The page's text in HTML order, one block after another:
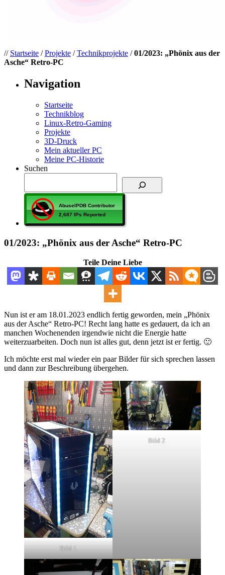
// Startseite /Projekte /Technikprojekte /01/2023: „Phönix aus der
Asche“ Retro-PC
Navigation
Startseite
Technikblog
Linux-Retro-Gaming
Projekte
3D-Druck
Mein aktueller PC
Meine PC-Historie
Suchen
01/2023: „Phönix aus der Asche“ Retro-PC
Teile Deine Liebe
Nun ist er am 18.01.2023 endlich fertig geworden, mein „Phönix
aus der Asche“ Retro-PC! Recht lang hatte es gedauert, da ich an
manchen Wochenenden irgendwie nicht die Energie hatte
weiterzuarbeiten. Doch nun ist alles gut, denn jetzt ist er fertig. 🙂
Ich möchte erst mal wieder ein paar Bilder für sich sprechen lassen
und dann zur Beschreibung übergehen.
Bild 1
Bild 2